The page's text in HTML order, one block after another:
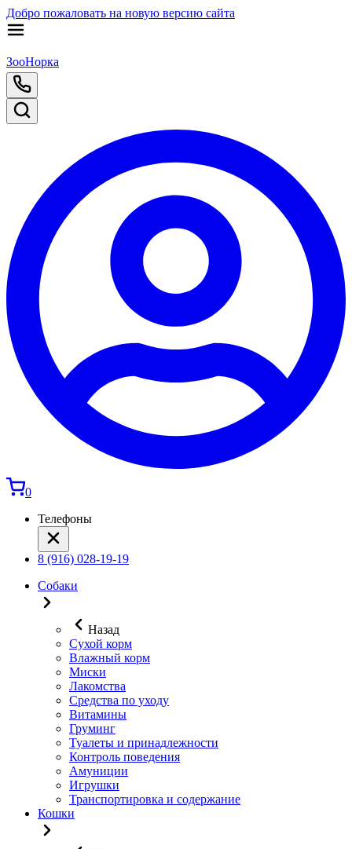
Добро пожаловать на новую версию сайта
ЗооНорка
0
Телефоны
8 (916) 028-19-19
Собаки
Назад
Сухой корм
Влажный корм
Миски
Лакомства
Средства по уходу
Витамины
Груминг
Туалеты и принадлежности
Контроль поведения
Амуниции
Игрушки
Транспортировка и содержание
Кошки